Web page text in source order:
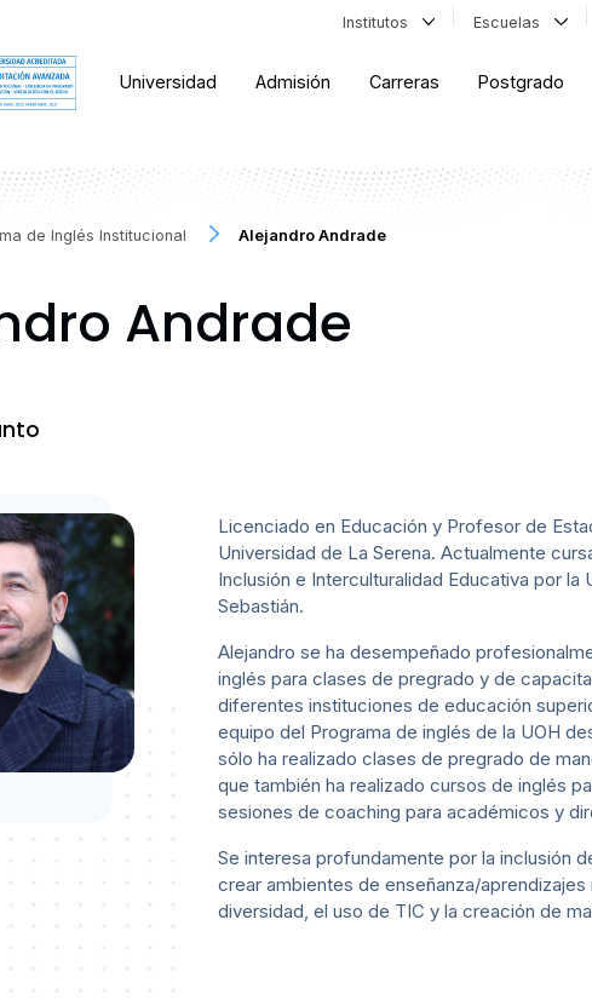
Institutos Escuelas
Universidad Admisión Carreras Postgrado
de Inglés Institucional Alejandro Andrade
Andrade
Licenciado en Educación y Profesor de
Universidad de La Serena. Actualmente
Inclusión e Interculturalidad Educativa por la
Sebastián.
Alejandro se ha desempeñado
inglés para clases de pregrado y de
diferentes instituciones de educación
equipo del Programa de inglés de la UOH
sólo ha realizado clases de pregrado de
que también ha realizado cursos de inglés
sesiones de coaching para académicos y
Se interesa profundamente por la inclusión
crear ambientes de enseñanza/
diversidad, el uso de TIC y la creación de